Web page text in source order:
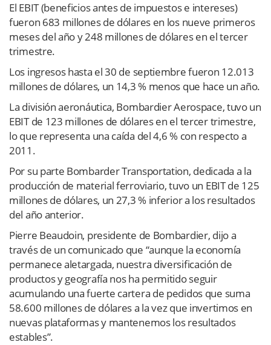
El EBIT (beneficios antes de impuestos e intereses)
fueron 683 millones de dólares en los nueve primeros
meses del año y 248 millones de dólares en el tercer
trimestre.
Los ingresos hasta el 30 de septiembre fueron 12.013
millones de dólares, un 14,3 % menos que hace un año.
La división aeronáutica, Bombardier Aerospace, tuvo un
EBIT de 123 millones de dólares en el tercer trimestre,
lo que representa una caída del 4,6 % con respecto a
2011.
Por su parte Bombarder Transportation, dedicada a la
producción de material ferroviario, tuvo un EBIT de 125
millones de dólares, un 27,3 % inferior a los resultados
del año anterior.
Pierre Beaudoin, presidente de Bombardier, dijo a
través de un comunicado que “aunque la economía
permanece aletargada, nuestra diversificación de
productos y geografía nos ha permitido seguir
acumulando una fuerte cartera de pedidos que suma
58.600 millones de dólares a la vez que invertimos en
nuevas plataformas y mantenemos los resultados
estables”.